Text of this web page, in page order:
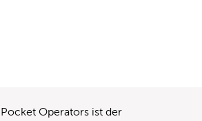
Operators ist der